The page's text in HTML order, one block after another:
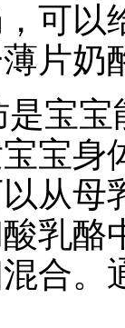
可以
片奶
宝
宝身
从母
乳酪
合。